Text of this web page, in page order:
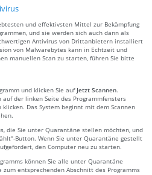
und effektivsten Mittel zur Bekämpfung
und sie werden sich auch dann als
Antivirus von Drittanbietern installiert
von Malwarebytes kann in Echtzeit und
manuellen Scan zu starten, führen Sie bitte
und klicken Sie auf Jetzt Scannen.
auf der linken Seite des Programmfensters
klicken. Das System beginnt mit dem Scannen
die Sie unter Quarantäne stellen möchten, und
Button. Wenn Sie unter Quarantäne gestellt
den Computer neu zu starten.
können Sie alle unter Quarantäne
entsprechenden Abschnitt des Programms